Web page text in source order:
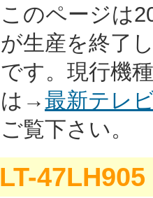
このページは
が生産を終了
です。現行機
は→最新テレ
ご覧下さい。
LT-47LH905